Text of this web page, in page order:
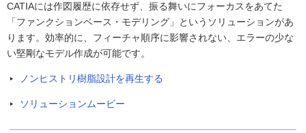
CATIAには作図履歴に依存せず、振る舞いにフォーカスをあてた
「ファンクションベース・モデリング」というソリューションがあ
ります。効率的に、フィーチャ順序に影響されない、エラーの少な
い堅剛なモデル作成が可能です。
ノンヒストリ樹脂設計を再生する
ソリューションムービー